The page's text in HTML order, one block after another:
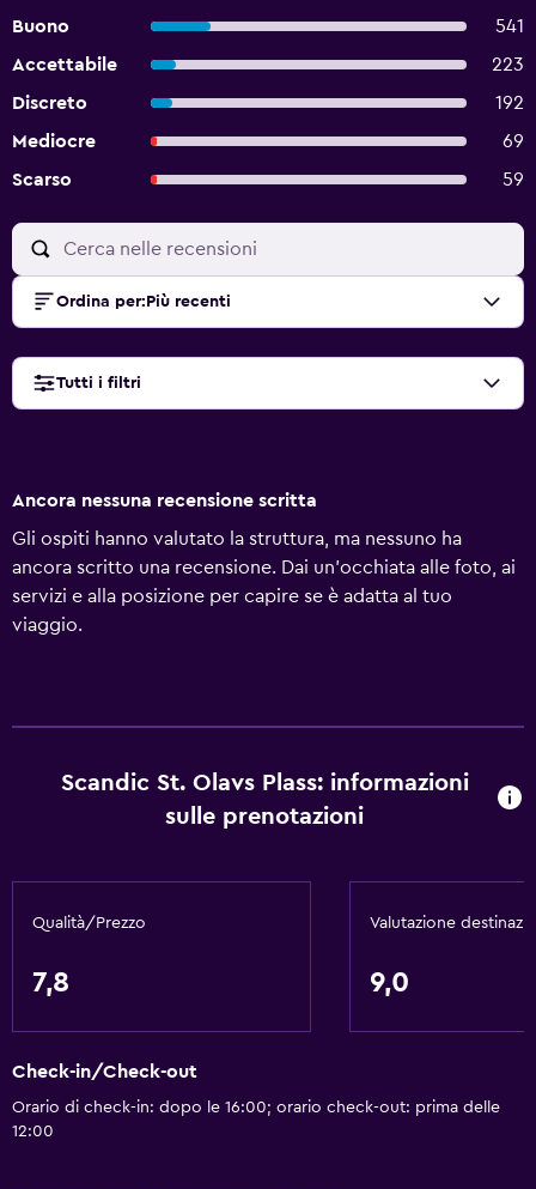
Buono
541
Accettabile
223
Discreto
192
Mediocre
69
Scarso
59
Ordina per: Più recenti
Tutti i filtri
Ancora nessuna recensione scritta
Gli ospiti hanno valutato la struttura, ma nessuno ha
ancora scritto una recensione. Dai un'occhiata alle foto, ai
servizi e alla posizione per capire se è adatta al tuo
viaggio.
Scandic St. Olavs Plass: informazioni
sulle prenotazioni
Qualità/Prezzo
7,8
Valutazione
9,0
Check-in/Check-out
Orario di check-in: dopo le 16:00; orario check-out: prima delle
12:00